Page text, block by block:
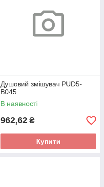
Душовий змішувач PUD5-
B045
В наявності
962,62 ₴
Купити